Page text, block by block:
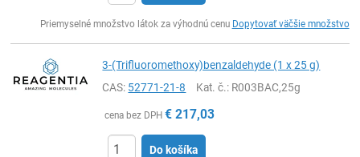
Priemyselné množstvo látok za výhodnú cenu Dopytovať väčšie množstvo
3-(Trifluoromethoxy)benzaldehyde (1 x 25 g)
CAS: 52771-21-8 Kat. č.: R003BAC,25g
cena bez DPH € 217,03
Do košíka